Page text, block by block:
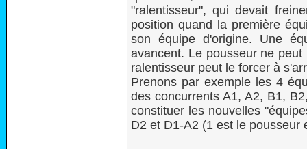
"ralentisseur", qui devait
position quand la première
son équipe d'origine. Une
avancent. Le pousseur ne
ralentisseur peut le forcer à
Prenons par exemple les 4
des concurrents A1, A2, B1,
constituer les nouvelles
D2 et D1-A2 (1 est le pousseur